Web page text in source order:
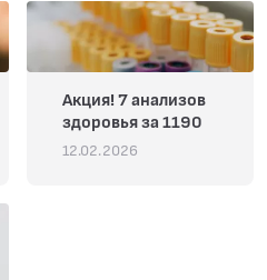
Акция! 7 анализов
здоровья за 1190
12.02.2026